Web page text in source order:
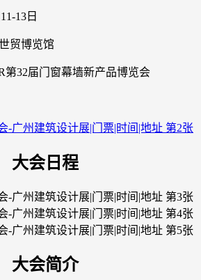
13日
贸博览馆
第32届门窗幕墙新产品博览会
大会日程
大会简介